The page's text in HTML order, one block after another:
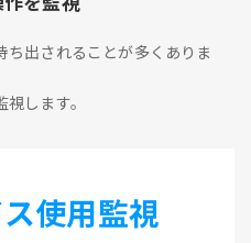
出されることが多くありま
します。
使用監視